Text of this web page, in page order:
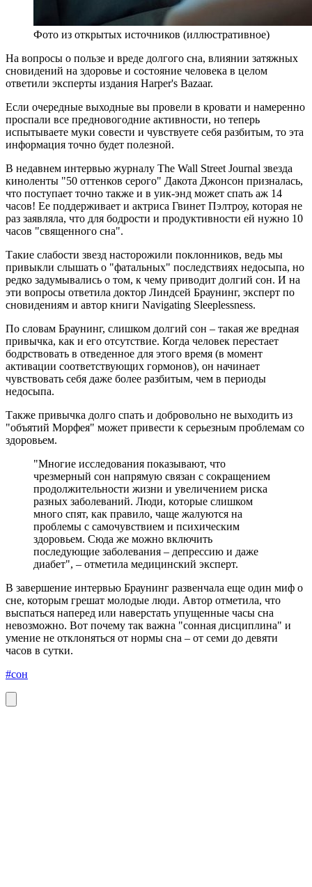
Фото из открытых источников (иллюстративное)
На вопросы о пользе и вреде долгого сна, влиянии затяжных
сновидений на здоровье и состояние человека в целом
ответили эксперты издания Harper's Bazaar.
Если очередные выходные вы провели в кровати и намеренно
проспали все предновогодние активности, но теперь
испытываете муки совести и чувствуете себя разбитым, то эта
информация точно будет полезной.
В недавнем интервью журналу The Wall Street Journal звезда
киноленты "50 оттенков серого" Дакота Джонсон призналась,
что поступает точно также и в уик-энд может спать аж 14
часов! Ее поддерживает и актриса Гвинет Пэлтроу, которая не
раз заявляла, что для бодрости и продуктивности ей нужно 10
часов "священного сна".
Такие слабости звезд насторожили поклонников, ведь мы
привыкли слышать о "фатальных" последствиях недосыпа, но
редко задумывались о том, к чему приводит долгий сон. И на
эти вопросы ответила доктор Линдсей Браунинг, эксперт по
сновидениям и автор книги Navigating Sleeplessness.
По словам Браунинг, слишком долгий сон – такая же вредная
привычка, как и его отсутствие. Когда человек перестает
бодрствовать в отведенное для этого время (в момент
активации соответствующих гормонов), он начинает
чувствовать себя даже более разбитым, чем в периоды
недосыпа.
Также привычка долго спать и добровольно не выходить из
"объятий Морфея" может привести к серьезным проблемам со
здоровьем.
"Многие исследования показывают, что
чрезмерный сон напрямую связан с сокращением
продолжительности жизни и увеличением риска
разных заболеваний. Люди, которые слишком
много спят, как правило, чаще жалуются на
проблемы с самочувствием и психическим
здоровьем. Сюда же можно включить
последующие заболевания – депрессию и даже
диабет", – отметила медицинский эксперт.
В завершение интервью Браунинг развенчала еще один миф о
сне, которым грешат молодые люди. Автор отметила, что
выспаться наперед или наверстать упущенные часы сна
невозможно. Вот почему так важна "сонная дисциплина" и
умение не отклоняться от нормы сна – от семи до девяти
часов в сутки.
#сон